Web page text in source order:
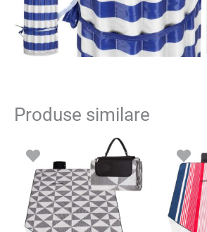
Produse similare